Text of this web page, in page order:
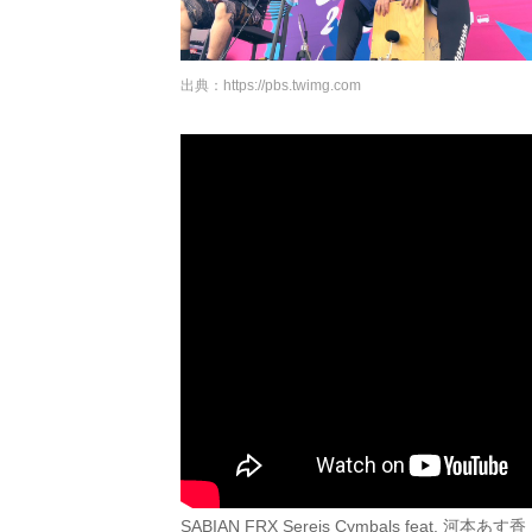
出典： https://pbs.twimg.com
SABIAN FRX Sereis Cymbals feat. 河本あす香